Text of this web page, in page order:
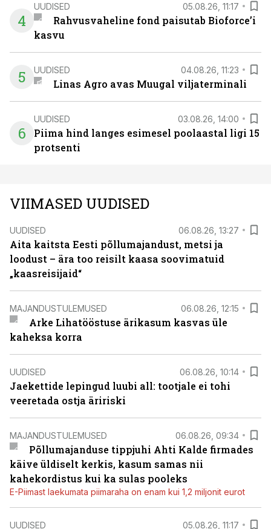
4
UUDISED 05.08.26, 11:17
Rahvusvaheline fond paisutab Bioforce’i
kasvu
5 UUDISED 04.08.26, 11:23
Linas Agro avas Muugal viljaterminali
6
UUDISED 03.08.26, 14:00
Piima hind langes esimesel poolaastal ligi 15
protsenti
VIIMASED UUDISED
UUDISED 06.08.26, 13:27
Aita kaitsta Eesti põllumajandust, metsi ja
loodust – ära too reisilt kaasa soovimatuid
„kaasreisijaid“
MAJANDUSTULEMUSED 06.08.26, 12:15
Arke Lihatööstuse ärikasum kasvas üle
kaheksa korra
UUDISED 06.08.26, 10:14
Jaekettide lepingud luubi all: tootjale ei tohi
veeretada ostja äririski
MAJANDUSTULEMUSED 06.08.26, 09:34
Põllumajanduse tippjuhi Ahti Kalde firmades
käive üldiselt kerkis, kasum samas nii
kahekordistus kui ka sulas pooleks
E-Piimast laekumata piimaraha on enam kui 1,2 miljonit eurot
UUDISED 05.08.26, 11:17